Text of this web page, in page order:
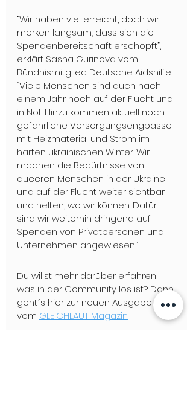
“Wir haben viel erreicht, doch wir
merken langsam, dass sich die
Spendenbereitschaft erschöpft”,
erklärt Sasha Gurinova vom
Bündnismitglied Deutsche Aidshilfe.
“Viele Menschen sind auch nach
einem Jahr noch auf der Flucht und
in Not. Hinzu kommen aktuell noch
gefährliche Versorgungsengpässe
mit Heizmaterial und Strom im
harten ukrainischen Winter. Wir
machen die Bedürfnisse von
queeren Menschen in der Ukraine
und auf der Flucht weiter sichtbar
und helfen, wo wir können. Dafür
sind wir weiterhin dringend auf
Spenden von Privatpersonen und
Unternehmen angewiesen”.
Du willst mehr darüber erfahren
was in der Community los ist? Dann
geht´s hier zur neuen Ausgabe
vom GLEICHLAUT Magazin